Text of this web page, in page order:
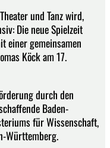
und Tanz wird,
Die neue Spielzeit
einer gemeinsamen
Köck am 17.
durch den
Baden-
für Wissenschaft,
Württemberg.